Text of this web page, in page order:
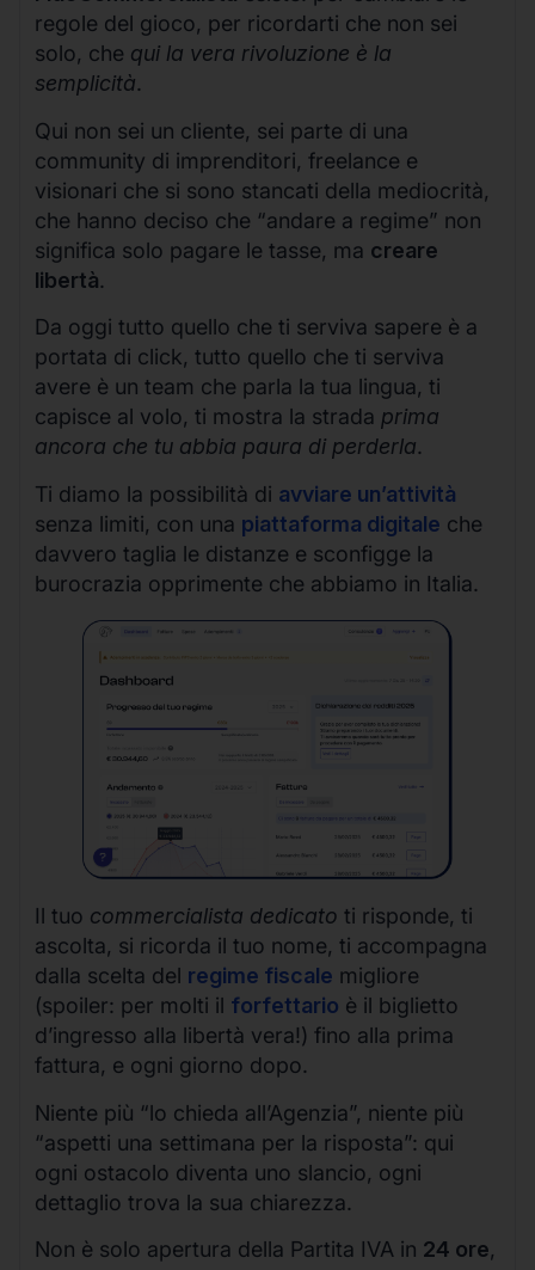
regole del gioco, per ricordarti che non sei
solo, che qui la vera rivoluzione è la
semplicità.
Qui non sei un cliente, sei parte di una
community di imprenditori, freelance e
visionari che si sono stancati della mediocrità,
che hanno deciso che “andare a regime” non
significa solo pagare le tasse, ma creare
libertà.
Da oggi tutto quello che ti serviva sapere è a
portata di click, tutto quello che ti serviva
avere è un team che parla la tua lingua, ti
capisce al volo, ti mostra la strada prima
ancora che tu abbia paura di perderla.
Ti diamo la possibilità di avviare un’attività
senza limiti, con una piattaforma digitale che
davvero taglia le distanze e sconfigge la
burocrazia opprimente che abbiamo in Italia.
Il tuo commercialista dedicato ti risponde, ti
ascolta, si ricorda il tuo nome, ti accompagna
dalla scelta del regime fiscale migliore
(spoiler: per molti il forfettario è il biglietto
d’ingresso alla libertà vera!) fino alla prima
fattura, e ogni giorno dopo.
Niente più “lo chieda all’Agenzia”, niente più
“aspetti una settimana per la risposta”: qui
ogni ostacolo diventa uno slancio, ogni
dettaglio trova la sua chiarezza.
Non è solo apertura della Partita IVA in 24 ore,